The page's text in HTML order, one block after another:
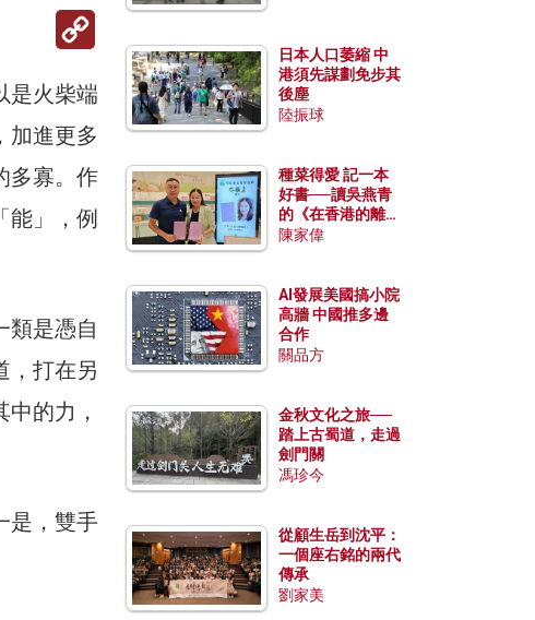
Copy
是火柴端
加進更多
多寡。作
能」，例
類是憑自
，打在另
的力，
是，雙手
日本人口萎縮 中
港須先謀劃免步其
後塵
陸振球
種菜得愛 記一本
好書──讀吳燕青
的《在香港的離島
種菜》
陳家偉
AI發展美國搞小院
高牆 中國推多邊
合作
關品方
金秋文化之旅──
踏上古蜀道，走過
劍門關
馮珍今
從顧生岳到沈平：
一個座右銘的兩代
傳承
劉家美